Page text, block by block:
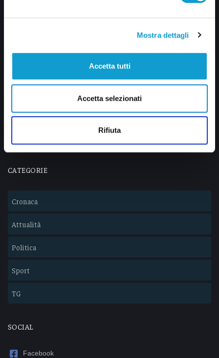
Mostra dettagli
Accetta tutti
Accetta selezionati
Rifiuta
Via Pasubio, 36 – 63074 San Benedetto del Tronto (AP)
info@veratv.it
CATEGORIE
Cronaca
Attualità
Politica
Sport
TG
SOCIAL
Facebook